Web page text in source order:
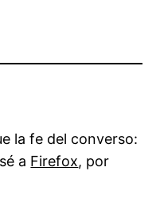
la fe del converso:
a Firefox, por